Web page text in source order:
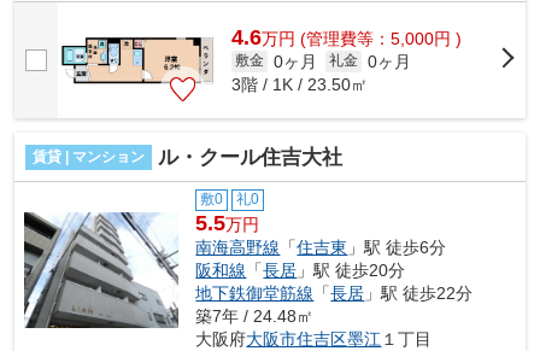
4.6万円 (管理費等：5,000円 )
敷金 0ヶ月 礼金 0ヶ月
3階 / 1K / 23.50㎡
賃貸 | マンション ル・クール住吉大社
敷0 礼0
5.5万円
南海高野線 「住吉東 」駅 徒歩6分
阪和線 「長居 」駅 徒歩20分
地下鉄御堂筋線 「長居 」駅 徒歩22分
築7年 / 24.48㎡
大阪府大阪市住吉区墨江 １丁目